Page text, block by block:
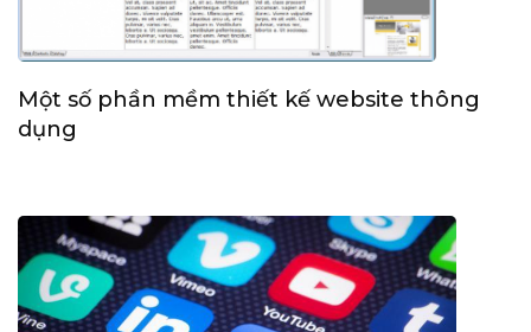
Một số phần mềm thiết kế website thông
dụng